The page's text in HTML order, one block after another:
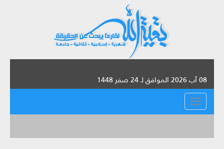
08 آب 2026 الموافق لـ 24 صفر 1448
القائمة